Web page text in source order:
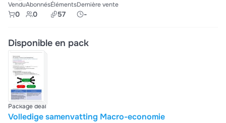
Vendu
0
Abonnés
0
Éléments
57
Dernière vente
-
Disponible en pack
Package deal
Volledige samenvatting Macro-economie